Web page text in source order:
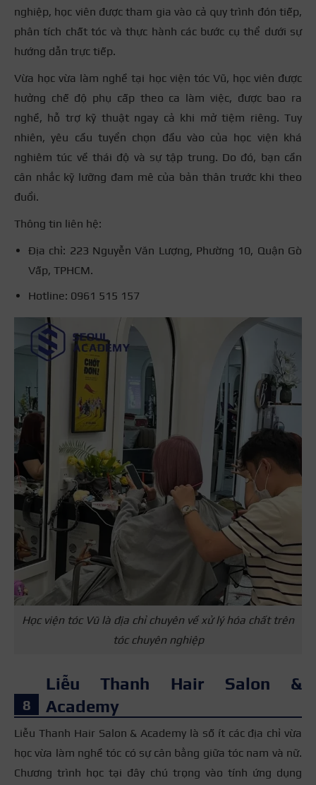
nghiệp, học viên được tham gia vào cả quy trình đón tiếp,
phân tích chất tóc và thực hành các bước cụ thể dưới sự
hướng dẫn trực tiếp.
Vừa học vừa làm nghề tại học viện tóc Vũ, học viên được
hưởng chế độ phụ cấp theo ca làm việc, được bao ra
nghề, hỗ trợ kỹ thuật ngay cả khi mở tiệm riêng. Tuy
nhiên, yêu cầu tuyển chọn đầu vào của học viện khá
nghiêm túc về thái độ và sự tập trung. Do đó, bạn cần
cân nhắc kỹ lưỡng đam mê của bản thân trước khi theo
đuổi.
Thông tin liên hệ:
Địa chỉ: 223 Nguyễn Văn Lượng, Phường 10, Quận Gò
Vấp, TPHCM.
Hotline: 0961 515 157
Học viện tóc Vũ là địa chỉ chuyên về xử lý hóa chất trên
tóc chuyên nghiệp
Liễu Thanh Hair Salon &
Academy
Liễu Thanh Hair Salon & Academy là số ít các địa chỉ vừa
học vừa làm nghề tóc có sự cân bằng giữa tóc nam và nữ.
Chương trình học tại đây chú trọng vào tính ứng dụng